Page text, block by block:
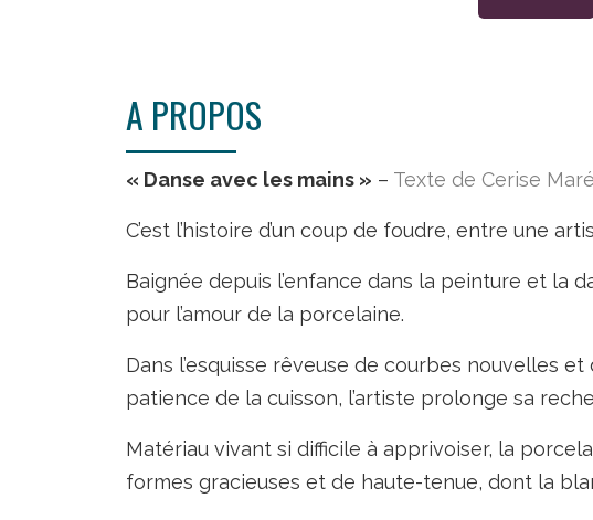
A PROPOS
« Danse avec les mains » – Texte de Cerise
C’est l’histoire d’un coup de foudre, entre une
Baignée depuis l’enfance dans la peinture et la
pour l’amour de la porcelaine.
Dans l’esquisse rêveuse de courbes nouvelles
patience de la cuisson, l’artiste prolonge sa
Matériau vivant si difficile à apprivoiser, la
formes gracieuses et de haute-tenue, dont la